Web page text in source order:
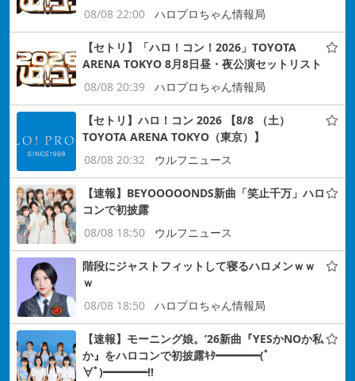
08/08 22:00
ハロプロちゃん情報局
【セトリ】「ハロ！コン！2026」TOYOTA
ARENA TOKYO 8月8日昼・夜公演セットリスト
08/08 20:39
ハロプロちゃん情報局
【セトリ】ハロ！コン 2026 【8/8 （土）
TOYOTA ARENA TOKYO（東京）】
08/08 20:32
ウルフニュース
【速報】BEYOOOOONDS新曲「笑止千万」ハロ
コンで初披露
08/08 18:50
ウルフニュース
階段にジャストフィットして寝るハロメンｗｗ
ｗ
08/08 18:50
ハロプロちゃん情報局
【速報】モーニング娘。’26新曲『YESかNOか私
か』をハロコンで初披露ｷﾀ━━━━(ﾟ
∀ﾟ)━━━━!!